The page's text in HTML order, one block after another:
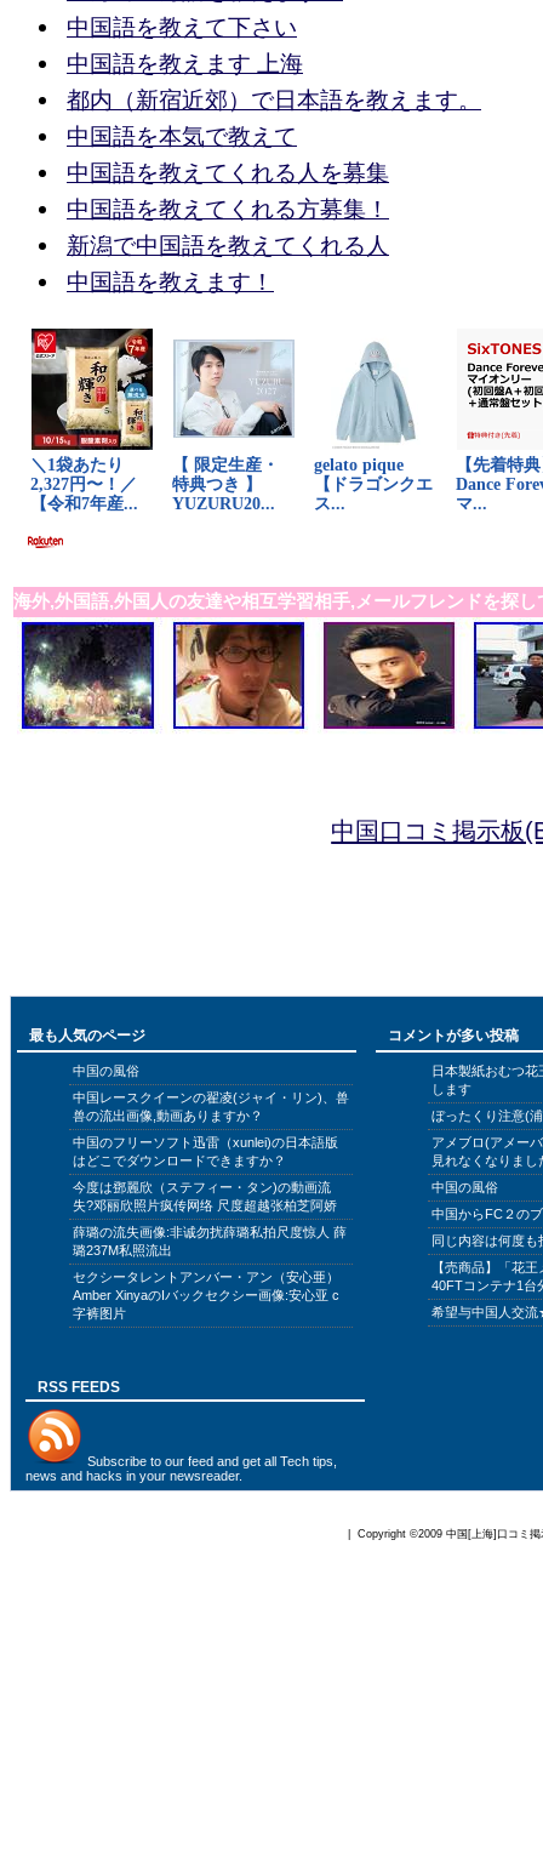
中国語を教えて下さい
中国語を教えます 上海
都内（新宿近郊）で日本語を教えます。
中国語を本気で教えて
中国語を教えてくれる人を募集
中国語を教えてくれる方募集！
新潟で中国語を教えてくれる人
中国語を教えます！
海外,外国語,外国人の友達や相互学習相手,メールフレンドを探し
中国口コミ掲示板
最も人気のページ
中国の風俗
中国レースクイーンの翟凌(ジャイ・リン)、兽
兽の流出画像,動画ありますか？
中国のフリーソフト迅雷（xunlei)の日本語版
はどこでダウンロードできますか？
今度は鄧麗欣（ステフィー・タン)の動画流
失?邓丽欣照片疯传网络 尺度超越张柏芝阿娇
薛璐の流失画像:非诚勿扰薛璐私拍尺度惊人 薛
璐237M私照流出
セクシータレントアンバー・アン（安心亜）
Amber XinyaのIバックセクシー画像:安心亚 c
字裤图片
コメントが多い投稿
日本製紙おむつ
します
ぼったくり注意(
アメブロ(アメー
見れなくなりまし
中国の風俗
中国からFC２の
同じ内容は何度
【売商品】「花
40FTコンテナ1台
希望与中国人交
RSS FEEDS
Subscribe to our feed and get all Tech tips,
news and hacks in your newsreader.
| Copyright ©2009 中国[上海]口コミ掲